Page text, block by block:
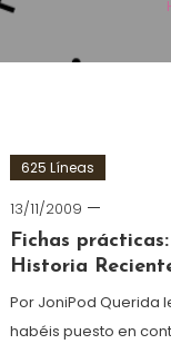
625 Líneas
13/11/2009
Fichas
Historia
Por JoniPod Querida
habéis puesto en